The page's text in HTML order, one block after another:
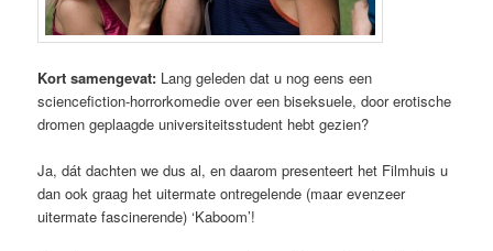
Kort samengevat: Lang geleden dat u nog eens een
sciencefiction-horrorkomedie over een biseksuele, door erotische
dromen geplaagde universiteitsstudent hebt gezien?
Ja, dát dachten we dus al, en daarom presenteert het Filmhuis u
dan ook graag het uitermate ontregelende (maar evenzeer
uitermate fascinerende) ‘Kaboom’!